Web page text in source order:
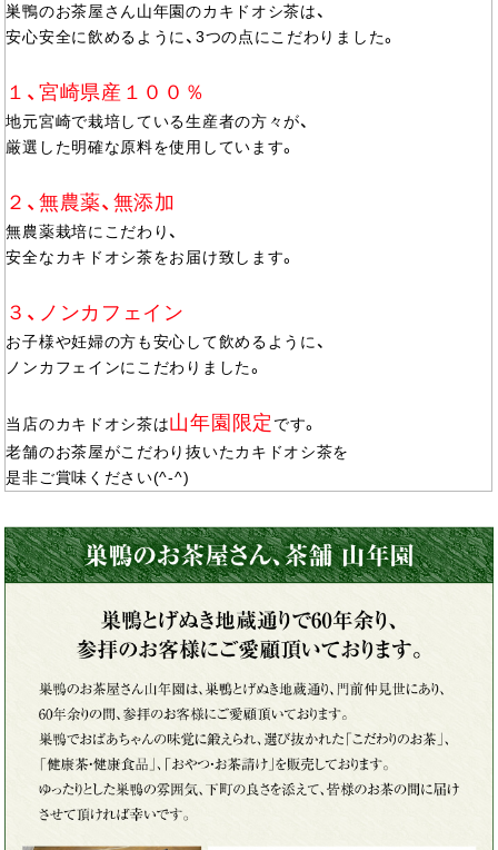
巣鴨のお茶屋さん山年園のカキドオシ茶は、
安心安全に飲めるように、3つの点にこだわりました。
１、宮崎県産１００％
地元宮崎で栽培している生産者の方々が、
厳選した明確な原料を使用しています。
２、無農薬、無添加
無農薬栽培にこだわり、
安全なカキドオシ茶をお届け致します。
３、ノンカフェイン
お子様や妊婦の方も安心して飲めるように、
ノンカフェインにこだわりました。
当店のカキドオシ茶は山年園限定 です。
老舗のお茶屋がこだわり抜いたカキドオシ茶を
是非ご賞味ください(^-^)